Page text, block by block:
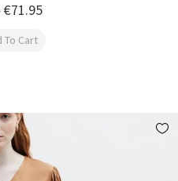
€71.95
To Cart